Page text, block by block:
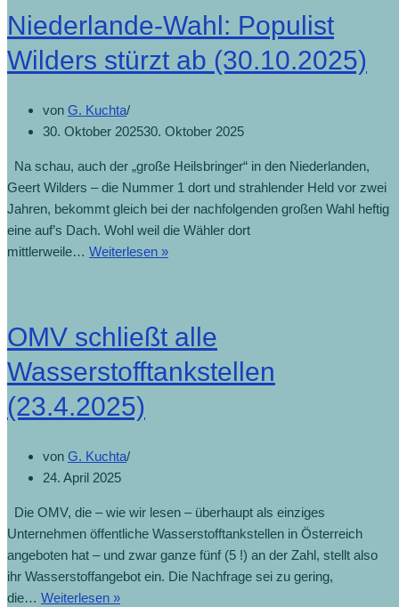
Niederlande-Wahl: Populist
Wilders stürzt ab (30.10.2025)
von G. Kuchta
30. Oktober 202530. Oktober 2025
Na schau, auch der „große Heilsbringer“ in den Niederlanden,
Geert Wilders – die Nummer 1 dort und strahlender Held vor zwei
Jahren, bekommt gleich bei der nachfolgenden großen Wahl heftig
eine auf’s Dach. Wohl weil die Wähler dort
mittlerweile… Weiterlesen »Niederlande-
stürzt
(30.10.2025)
OMV schließt alle
Wasserstofftankstellen
(23.4.2025)
von G. Kuchta
24. April 2025
Die OMV, die – wie wir lesen – überhaupt als einziges
Unternehmen öffentliche Wasserstofftankstellen in Österreich
angeboten hat – und zwar ganze fünf (5 !) an der Zahl, stellt also
ihr Wasserstoffangebot ein. Die Nachfrage sei zu gering,
die… Weiterlesen »OMV